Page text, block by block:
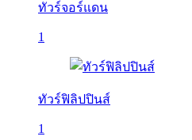
ทัวร์จอร์แดน
1
ทัวร์ฟิลิปปินส์
1